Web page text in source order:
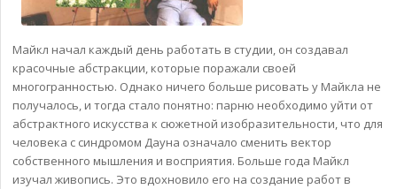
Майкл начал каждый день работать в студии, он создавал
красочные абстракции, которые поражали своей
многогранностью. Однако ничего больше рисовать у Майкла не
получалось, и тогда стало понятно: парню необходимо уйти от
абстрактного искусства к сюжетной изобразительности, что для
человека с синдромом Дауна означало сменить вектор
собственного мышления и восприятия. Больше года Майкл
изучал живопись. Это вдохновило его на создание работ в